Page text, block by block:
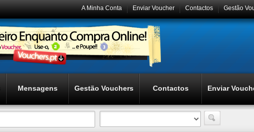
Gestão
Contactos
Enviar Voucher
A Minha Conta
Mensagens Gestão Vouchers Contactos Enviar